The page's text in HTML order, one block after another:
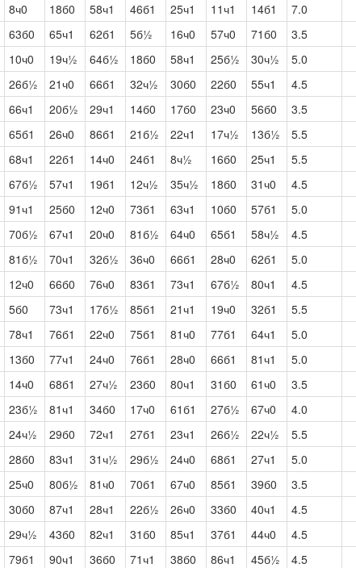
8ч0 18б0 58ч1 46б1 25ч1 11ч1 14б1 7.0
63б0 65ч1 62б1 5б½ 16ч0 57ч0 71б0 3.5
10ч0 19ч½ 64б½ 18б0 58ч1 25б½ 30ч½ 5.0
26б½ 21ч0 66б1 32ч½ 30б0 22б0 55ч1 4.5
66ч1 20б½ 29ч1 14б0 17б0 23ч0 56б0 3.5
65б1 26ч0 86б1 21б½ 22ч1 17ч½ 13б½ 5.5
68ч1 22б1 14ч0 24б1 8ч½ 16б0 25ч1 5.5
67б½ 57ч1 19б1 12ч½ 35ч½ 18б0 31ч0 4.5
91ч1 25б0 12ч0 73б1 63ч1 10б0 57б1 5.0
70б½ 67ч1 20ч0 81б½ 64ч0 65б1 58ч½ 4.5
81б½ 70ч1 32б½ 36ч0 66б1 28ч0 62б1 5.0
12ч0 66б0 76ч0 83б1 73ч1 67б½ 80ч1 4.5
5б0 73ч1 17б½ 85б1 21ч1 19ч0 32б1 5.5
78ч1 76б1 22ч0 75б1 81ч0 77б1 64ч1 5.0
13б0 77ч1 24ч0 76б1 28ч0 66б1 81ч1 5.0
14ч0 68б1 27ч½ 23б0 80ч1 31б0 61ч0 3.5
23б½ 81ч1 34б0 17ч0 61б1 27б½ 67ч0 4.0
24ч½ 29б0 72ч1 27б1 23ч1 26б½ 22ч½ 5.5
28б0 83ч1 31ч½ 29б½ 24ч0 68б1 27ч1 5.0
25ч0 80б½ 81ч0 70б1 67ч0 85б1 39б0 3.5
30б0 87ч1 28ч1 22б½ 26ч0 33б0 40ч1 4.5
29ч½ 43б0 82ч1 31б0 85ч1 37б1 44ч0 4.5
79б1 90ч1 36б0 71ч1 38б0 86ч1 45б½ 4.5